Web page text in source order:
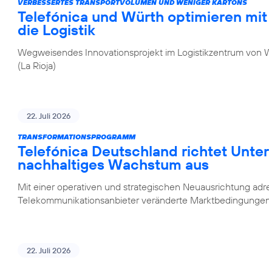
VERBESSERTES TRANSPORTVOLUMEN UND WENIGER KARTONS
Telefónica und Würth optimieren
die Logistik
Wegweisendes Innovationsprojekt im Logistikzentrum von
(La Rioja)
22. Juli 2026
TRANSFORMATIONSPROGRAMM
Telefónica Deutschland richtet
nachhaltiges Wachstum aus
Mit einer operativen und strategischen Neuausrichtung
Telekommunikationsanbieter veränderte
22. Juli 2026